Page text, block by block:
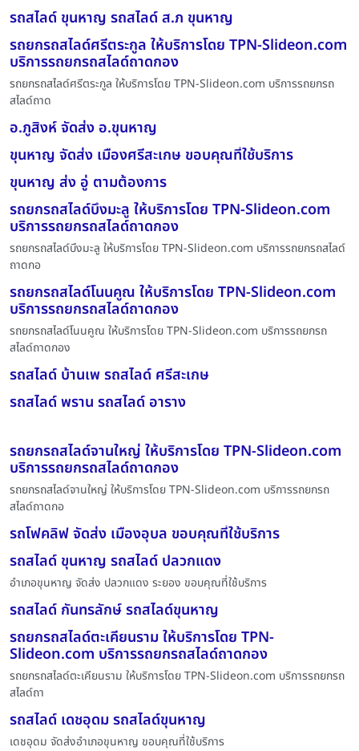
รถสไลด์ ขุนหาญ รถสไลด์ ส.ภ ขุนหาญ
รถยกรถสไลด์ศรีตระกูล ให้บริการโดย TPN-Slideon.com
บริการรถยกรถสไลด์ถาดกอง
รถยกรถสไลด์ศรีตระกูล ให้บริการโดย TPN-Slideon.com บริการรถยกรถ
สไลด์ถาด
อ.ภูสิงห์ จัดส่ง อ.ขุนหาญ
ขุนหาญ จัดส่ง เมืองศรีสะเกษ ขอบคุณที่ใช้บริการ
ขุนหาญ ส่ง อู่ ตามต้องการ
รถยกรถสไลด์บึงมะลู ให้บริการโดย TPN-Slideon.com
บริการรถยกรถสไลด์ถาดกอง
รถยกรถสไลด์บึงมะลู ให้บริการโดย TPN-Slideon.com บริการรถยกรถสไลด์
ถาดกอ
รถยกรถสไลด์โนนคูณ ให้บริการโดย TPN-Slideon.com
บริการรถยกรถสไลด์ถาดกอง
รถยกรถสไลด์โนนคูณ ให้บริการโดย TPN-Slideon.com บริการรถยกรถ
สไลด์ถาดกอง
รถสไลด์ บ้านเพ รถสไลด์ ศรีสะเกษ
รถสไลด์ พราน รถสไลด์ อาราง
รถยกรถสไลด์จานใหญ่ ให้บริการโดย TPN-Slideon.com
บริการรถยกรถสไลด์ถาดกอง
รถยกรถสไลด์จานใหญ่ ให้บริการโดย TPN-Slideon.com บริการรถยกรถ
สไลด์ถาดกอ
รถโฟคลิฟ จัดส่ง เมืองอุบล ขอบคุณที่ใช้บริการ
รถสไลด์ ขุนหาญ รถสไลด์ ปลวกแดง
อำเภอขุนหาญ จัดส่ง ปลวกแดง ระยอง ขอบคุณที่ใช้บริการ
รถสไลด์ กันทรลักษ์ รถสไลด์ขุนหาญ
รถยกรถสไลด์ตะเคียนราม ให้บริการโดย TPN-
Slideon.com บริการรถยกรถสไลด์ถาดกอง
รถยกรถสไลด์ตะเคียนราม ให้บริการโดย TPN-Slideon.com บริการรถยกรถ
สไลด์ถา
รถสไลด์ เดชอุดม รถสไลด์ขุนหาญ
เดชอุดม จัดส่งอำเภอขุนหาญ ขอบคุณที่ใช้บริการ